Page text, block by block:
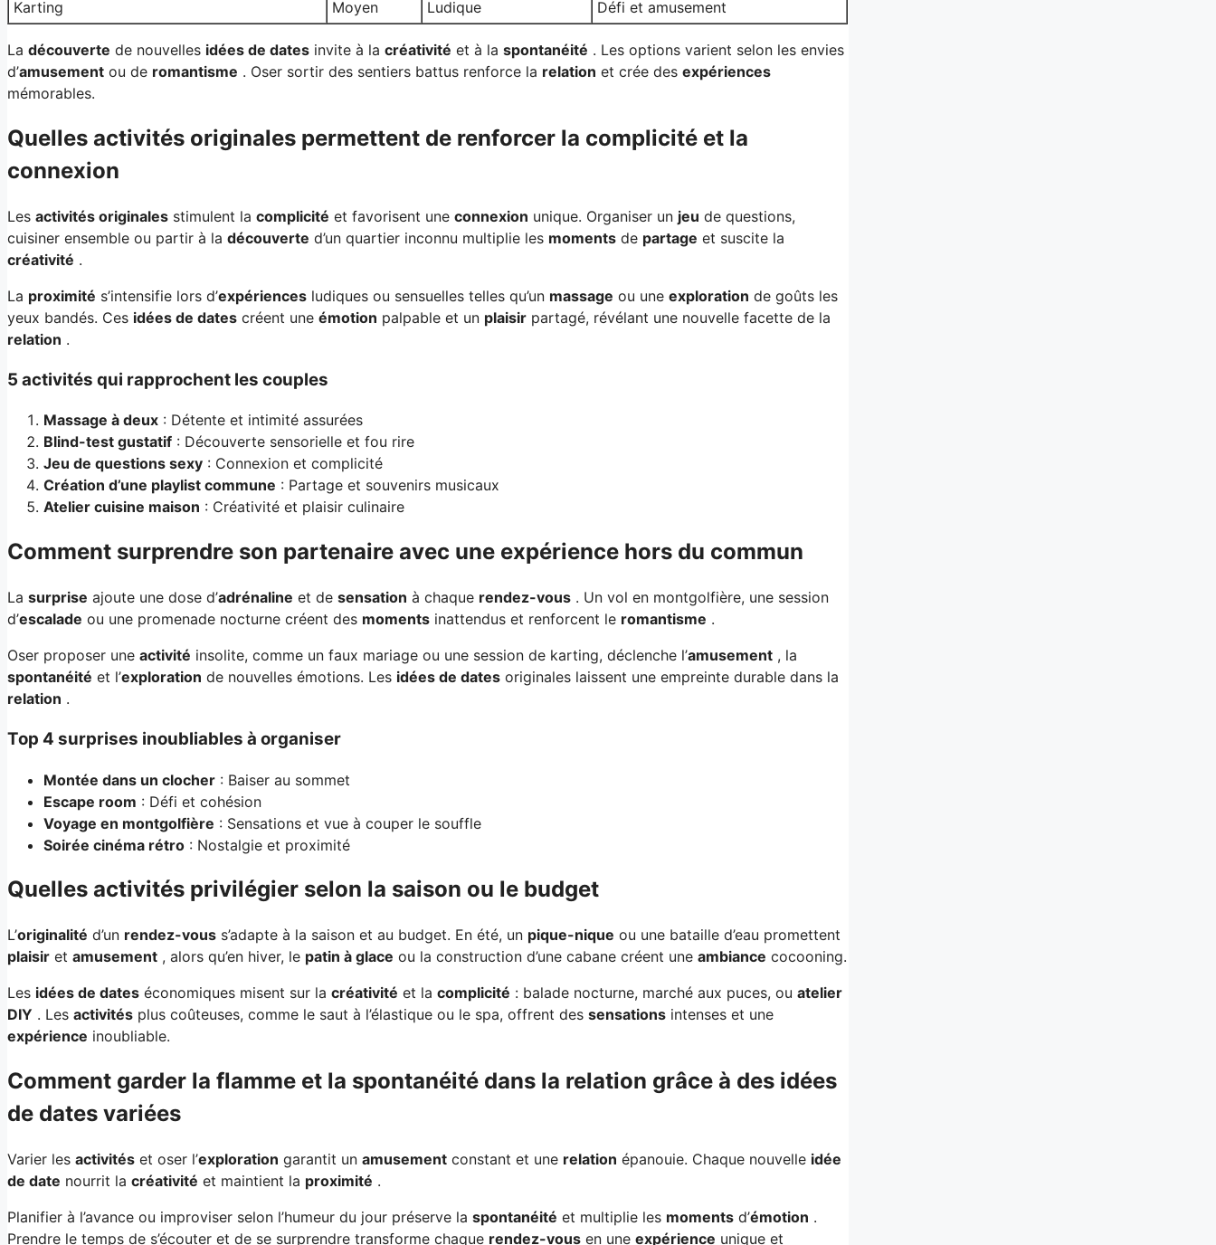
Karting
Moyen Ludique Défi et amusement
La découverte de nouvelles idées de dates invite à la créativité et à la spontanéité . Les options varient selon les envies
d’amusement ou de romantisme . Oser sortir des sentiers battus renforce la relation et crée des expériences
mémorables.
Quelles activités originales permettent de renforcer la complicité et la
connexion
Les activités originales stimulent la complicité et favorisent une connexion unique. Organiser un jeu de questions,
cuisiner ensemble ou partir à la découverte d’un quartier inconnu multiplie les moments de partage et suscite la
créativité .
La proximité s’intensifie lors d’expériences ludiques ou sensuelles telles qu’un massage ou une exploration de goûts les
yeux bandés. Ces idées de dates créent une émotion palpable et un plaisir partagé, révélant une nouvelle facette de la
relation .
5 activités qui rapprochent les couples
Massage à deux : Détente et intimité assurées
Blind-test gustatif : Découverte sensorielle et fou rire
Jeu de questions sexy : Connexion et complicité
Création d’une playlist commune : Partage et souvenirs musicaux
Atelier cuisine maison : Créativité et plaisir culinaire
Comment surprendre son partenaire avec une expérience hors du commun
La surprise ajoute une dose d’adrénaline et de sensation à chaque rendez-vous . Un vol en montgolfière, une session
d’escalade ou une promenade nocturne créent des moments inattendus et renforcent le romantisme .
Oser proposer une activité insolite, comme un faux mariage ou une session de karting, déclenche l’amusement , la
spontanéité et l’exploration de nouvelles émotions. Les idées de dates originales laissent une empreinte durable dans la
relation .
Top 4 surprises inoubliables à organiser
Montée dans un clocher : Baiser au sommet
Escape room : Défi et cohésion
Voyage en montgolfière : Sensations et vue à couper le souffle
Soirée cinéma rétro : Nostalgie et proximité
Quelles activités privilégier selon la saison ou le budget
L’originalité d’un rendez-vous s’adapte à la saison et au budget. En été, un pique-nique ou une bataille d’eau promettent
plaisir et amusement , alors qu’en hiver, le patin à glace ou la construction d’une cabane créent une ambiance cocooning.
Les idées de dates économiques misent sur la créativité et la complicité : balade nocturne, marché aux puces, ou atelier
DIY . Les activités plus coûteuses, comme le saut à l’élastique ou le spa, offrent des sensations intenses et une
expérience inoubliable.
Comment garder la flamme et la spontanéité dans la relation grâce à des idées
de dates variées
Varier les activités et oser l’exploration garantit un amusement constant et une relation épanouie. Chaque nouvelle idée
de date nourrit la créativité et maintient la proximité .
Planifier à l’avance ou improviser selon l’humeur du jour préserve la spontanéité et multiplie les moments d’émotion .
Prendre le temps de s’écouter et de se surprendre transforme chaque rendez-vous en une expérience unique et